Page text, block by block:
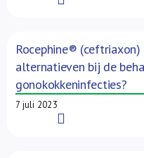
Rocephine®
alternatieven bij de
gonokokkeninfecties?
7 juli 2023